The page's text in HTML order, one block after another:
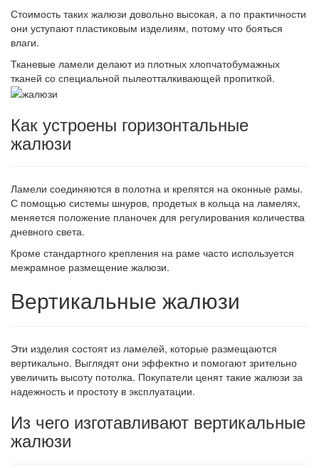
Стоимость таких жалюзи довольно высокая, а по практичности
они уступают пластиковым изделиям, потому что бояться
влаги.
Тканевые ламели делают из плотных хлопчатобумажных
тканей со специальной пылеотталкивающей пропиткой.
Как устроены горизонтальные
жалюзи
Ламели соединяются в полотна и крепятся на оконные рамы.
С помощью системы шнуров, продетых в кольца на ламелях,
меняется положение планочек для регулирования количества
дневного света.
Кроме стандартного крепления на раме часто используется
межрамное размещение жалюзи.
Вертикальные жалюзи
Эти изделия состоят из ламелей, которые размещаются
вертикально. Выглядят они эффектно и помогают зрительно
увеличить высоту потолка. Покупатели ценят такие жалюзи за
надежность и простоту в эксплуатации.
Из чего изготавливают вертикальные
жалюзи